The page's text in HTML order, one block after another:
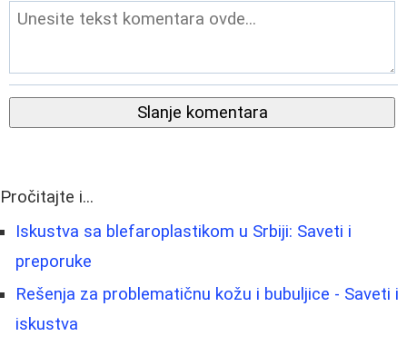
Slanje komentara
Pročitajte i...
Iskustva sa blefaroplastikom u Srbiji: Saveti i
preporuke
Rešenja za problematičnu kožu i bubuljice - Saveti i
iskustva